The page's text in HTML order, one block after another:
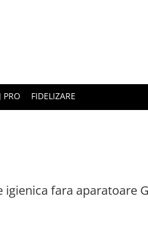
PRO FIDELIZARE
igienica fara aparatoare